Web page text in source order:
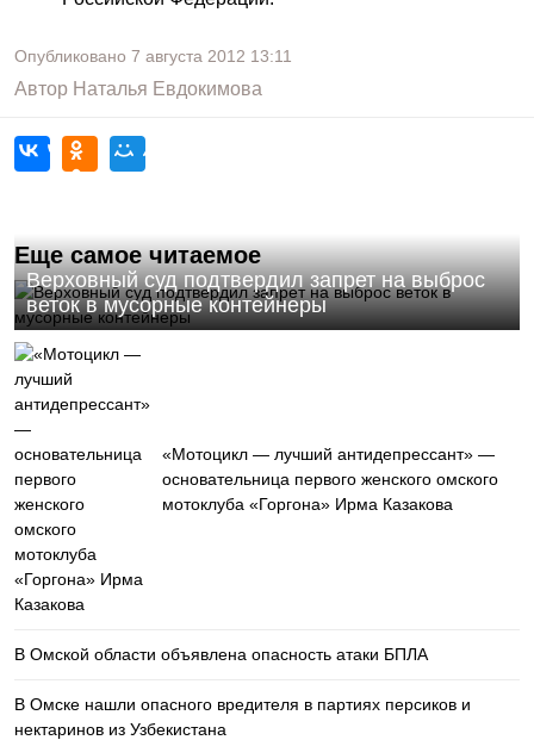
Опубликовано 7 августа 2012 13:11
Автор Наталья Евдокимова
Еще самое читаемое
Верховный суд подтвердил запрет на выброс
веток в мусорные контейнеры
«Мотоцикл — лучший антидепрессант» —
основательница первого женского омского
мотоклуба «Горгона» Ирма Казакова
В Омской области объявлена опасность атаки БПЛА
В Омске нашли опасного вредителя в партиях персиков и
нектаринов из Узбекистана